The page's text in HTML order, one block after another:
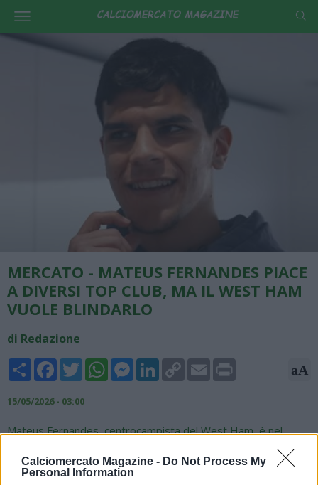
Calciomercato Magazine - Do Not Process My
Personal Information
MERCATO - MATEUS FERNANDES PIACE
A DIVERSI TOP CLUB, MA IL WEST HAM
VUOLE BLINDARLO
di Redazione
Share FacebookTwitterWhatsAppMessengerLinkedInCopy
Link
Email aA
15/05/2026 - 03:00
Mateus Fernandes, centrocampista del West Ham, è nel
mirino di diversi top club. Secondo quanto riportato da The
Athletic, il Paris Saint-Germain sarebbe tra le società
maggiormente interessate, dopo aver visto una grande